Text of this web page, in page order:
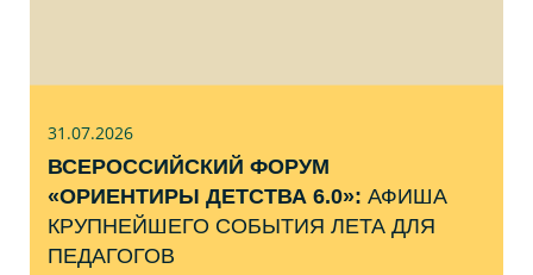
31.07.2026
ВСЕРОССИЙСКИЙ ФОРУМ
«ОРИЕНТИРЫ ДЕТСТВА 6.0»: АФИША
КРУПНЕЙШЕГО СОБЫТИЯ ЛЕТА ДЛЯ
ПЕДАГОГОВ